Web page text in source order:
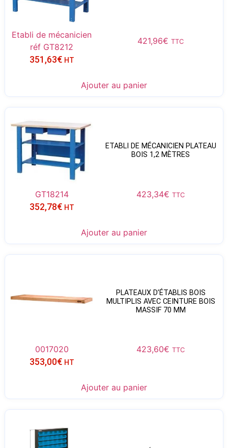
Etabli de mécanicien
réf GT8212
421,96€ TTC
351,63€ HT
Ajouter au panier
ETABLI DE MÉCANICIEN PLATEAU
BOIS 1,2 MÈTRES
GT18214 423,34€ TTC
352,78€ HT
Ajouter au panier
PLATEAUX D’ÉTABLIS BOIS
MULTIPLIS AVEC CEINTURE BOIS
MASSIF 70 MM
0017020 423,60€ TTC
353,00€ HT
Ajouter au panier